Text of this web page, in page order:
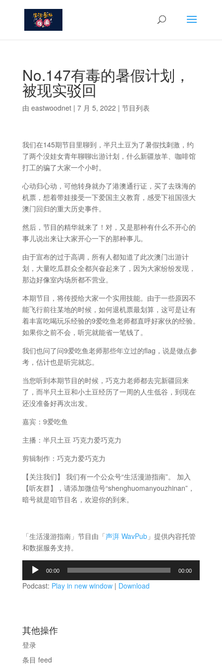
No.147有毒的暑假计划，
被现实驳回
由 eastwoodnet| 7 月 5, 2022 | 节目列表
我们在145期节目里聊到，半只土豆为了暑假找刺激，约
了两个没娃女青年聊聊出游计划，什么新疆放羊、咖啡馆
打工的骗了大家一个小时。
心动归心动，可他转身就办了港澳通行证，买了去珠海的
机票，想着带娃接受一下爱国主义教育，感受下祖国强大
澳门回归的重大历史事件。
然后，节目的精华就来了！对，又是那种有什么不开心的
事儿说出来让大家开心一下的那种事儿。
由于宣布的过于高调，所有人都知道了此次澳门出游计
划，大量吃瓜群众全都兴奋起来了，因为大家纷纷发现，
那边好像室内场所都不营业。
本期节目，将传授给大家一个实用技能。由于一些原因不
能飞行前往某地的时候，如何退机票最划算，这可是让有
着丰富吃喝玩乐经验的9爱吃鱼老师都直呼好家伙的经验。
如果你之前不会，听完就能省一笔钱了。
我们也问了问9爱吃鱼老师那些年立过的flag，说是做点参
考，估计也是听完就忘。
当您听到本期节目的时候，巧克力老师都去完新疆回来
了，而半只土豆和小土豆经历了一周的人生低谷，到现在
还没准备好再次出发。
嘉宾：9爱吃鱼
主播：半只土豆 巧克力爱巧克力
剪辑制作：巧克力爱巧克力
【关注我们】 我们有一个公众号“生活漫游指南”。 加入
【听友群】，请添加微信号“shenghuomanyouzhinan”，
暗号就是咱节目名，欢迎你的到来。
「生活漫游指南」节目由「声湃 WavPub」提供内容托管
和数据服务支持。
播
00:00 00:00
Podcast: Play in new window| Download
其他操作
登录
条目 feed